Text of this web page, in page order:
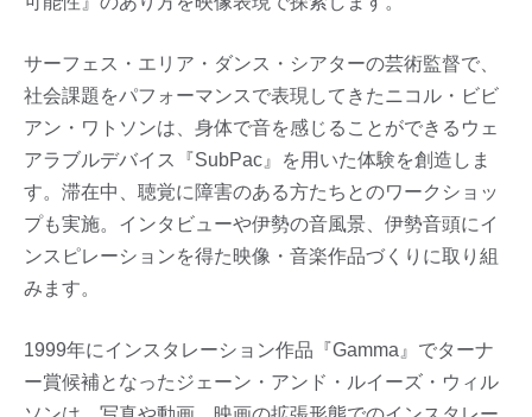
サーフェス・エリア・ダンス・シアターの芸術監督で、
社会課題をパフォーマンスで表現してきたニコル・ビビ
アン・ワトソンは、身体で音を感じることができるウェ
アラブルデバイス『SubPac』を用いた体験を創造しま
す。滞在中、聴覚に障害のある方たちとのワークショッ
プも実施。インタビューや伊勢の音風景、伊勢音頭にイ
ンスピレーションを得た映像・音楽作品づくりに取り組
みます。
1999年にインスタレーション作品『Gamma』でターナ
ー賞候補となったジェーン・アンド・ルイーズ・ウィル